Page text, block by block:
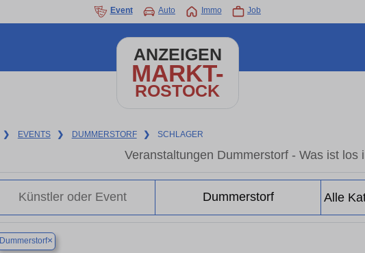
Event Auto Immo Job
ANZEIGEN
MARKT-
ROSTOCK
❯ EVENTS ❯ DUMMERSTORF ❯ SCHLAGER
Veranstaltungen Dummerstorf - Was ist los
Dummerstorf×